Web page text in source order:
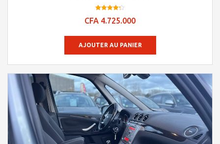
4.23
CFA 4.725.000
AJOUTER AU PANIER